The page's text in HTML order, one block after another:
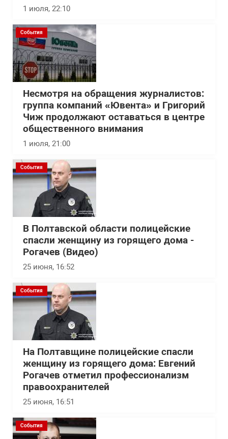
1 июля, 22:10
События
Несмотря на обращения журналистов:
группа компаний «Ювента» и Григорий
Чиж продолжают оставаться в центре
общественного внимания
1 июля, 21:00
События
В Полтавской области полицейские
спасли женщину из горящего дома -
Рогачев (Видео)
25 июня, 16:52
События
На Полтавщине полицейские спасли
женщину из горящего дома: Евгений
Рогачев отметил профессионализм
правоохранителей
25 июня, 16:51
События